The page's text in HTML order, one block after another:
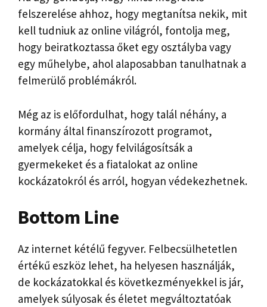
felszerelése ahhoz, hogy megtanítsa nekik, mit
kell tudniuk az online világról, fontolja meg,
hogy beiratkoztassa őket egy osztályba vagy
egy műhelybe, ahol alaposabban tanulhatnak a
felmerülő problémákról.
Még az is előfordulhat, hogy talál néhány, a
kormány által finanszírozott programot,
amelyek célja, hogy felvilágosítsák a
gyermekeket és a fiatalokat az online
kockázatokról és arról, hogyan védekezhetnek.
Bottom Line
Az internet kétélű fegyver. Felbecsülhetetlen
értékű eszköz lehet, ha helyesen használják,
de kockázatokkal és következményekkel is jár,
amelyek súlyosak és életet megváltoztatóak